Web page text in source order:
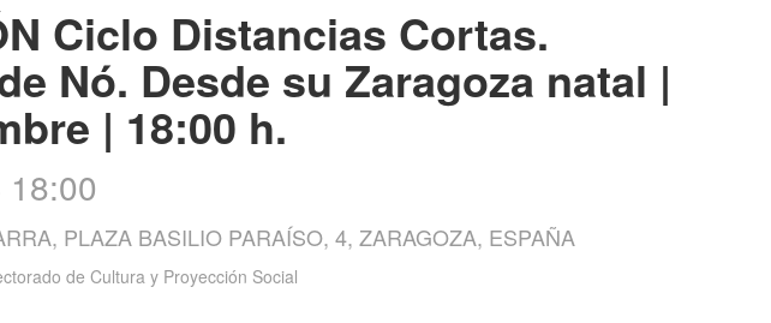
Ciclo Distancias Cortas.
Nó. Desde su Zaragoza natal |
| 18:00 h.
18:00
PLAZA BASILIO PARAÍSO, 4, ZARAGOZA, ESPAÑA
de Cultura y Proyección Social